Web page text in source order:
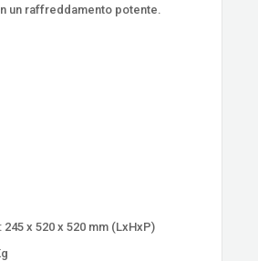
un raffreddamento potente.
x 520 x 520 mm (LxHxP)